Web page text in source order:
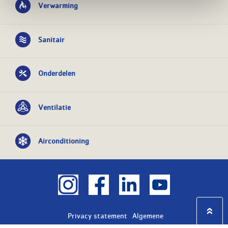
Verwarming
Sanitair
Onderdelen
Ventilatie
Airconditioning
Privacy statement
Algemene